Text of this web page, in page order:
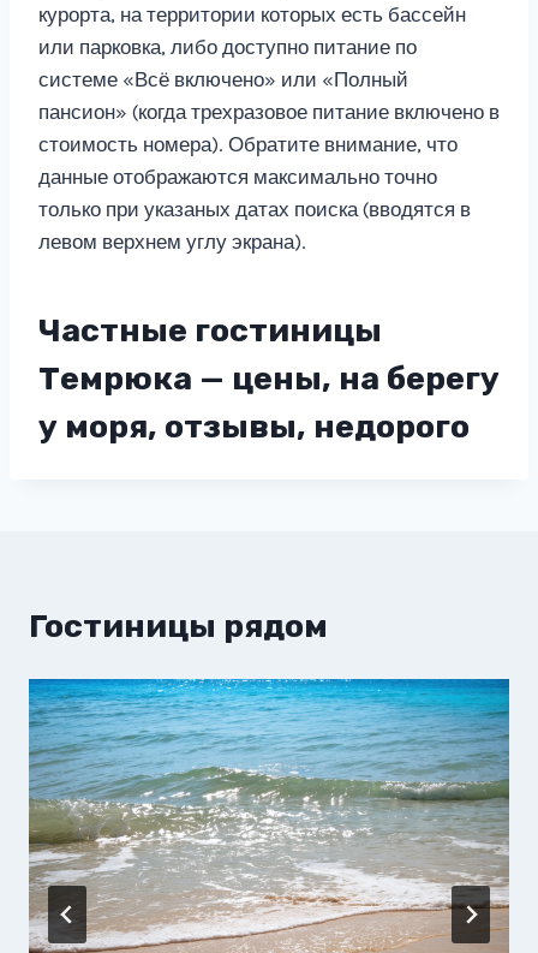
курорта, на территории которых есть бассейн
или парковка, либо доступно питание по
системе «Всё включено» или «Полный
пансион» (когда трехразовое питание включено в
стоимость номера). Обратите внимание, что
данные отображаются максимально точно
только при указаных датах поиска (вводятся в
левом верхнем углу экрана).
Частные гостиницы
Темрюка — цены, на берегу
у моря, отзывы, недорого
Гостиницы рядом